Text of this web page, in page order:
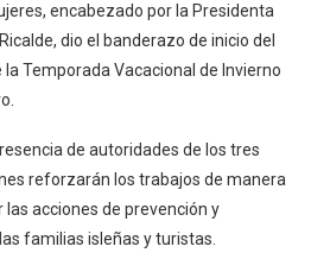
encabezado por la Presidenta
dio el banderazo de inicio del
Temporada Vacacional de Invierno
de autoridades de los tres
reforzarán los trabajos de manera
acciones de prevención y
familias isleñas y turistas.